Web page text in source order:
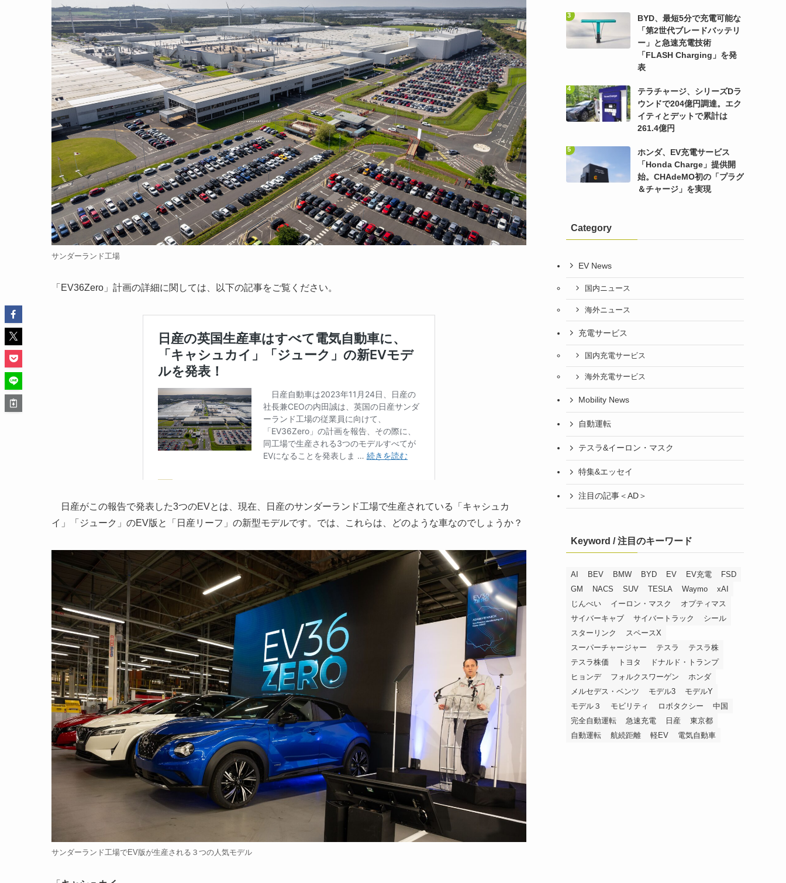
サンダーランド工場
「EV36Zero」計画の詳細に関しては、以下の記事をご覧ください。
日産がこの報告で発表した3つのEVとは、現在、日産のサンダーランド工場で生産されている「キャシュカ
イ」「ジューク」のEV版と「日産リーフ」の新型モデルです。では、これらは、どのような車なのでしょうか？
サンダーランド工場でEV版が生産される３つの人気モデル
BYD、最短5分で充電可能な
「第2世代ブレードバッテリ
ー」と急速充電技術
「FLASH Charging」を発
表
テラチャージ、シリーズDラ
ウンドで204億円調達。エク
イティとデットで累計は
261.4億円
ホンダ、EV充電サービス
「Honda Charge」提供開
始。CHAdeMO初の「プラグ
＆チャージ」を実現
Category
EV News
国内ニュース
海外ニュース
充電サービス
国内充電サービス
海外充電サービス
Mobility News
自動運転
テスラ&イーロン・マスク
特集&エッセイ
注目の記事＜AD＞
Keyword / 注目のキーワード
AI BEV BMW BYD EV EV充電
FSD
GM
NACS SUV TESLA Waymo
xAI
じんべい
イーロン・マスク
オプティマス
サイバーキャブ
サイバートラック
シール
スターリンク
スペースX
スーパーチャージャー
テスラ
テスラ株
テスラ株価
トヨタ
ドナルド・トランプ
ヒョンデ
フォルクスワーゲン
ホンダ
メルセデス・ベンツ
モデル3
モデルY
モデル３
モビリティ ロボタクシー
中国
完全自動運転
急速充電 日産
東京都
自動運転
航続距離 軽EV 電気自動車